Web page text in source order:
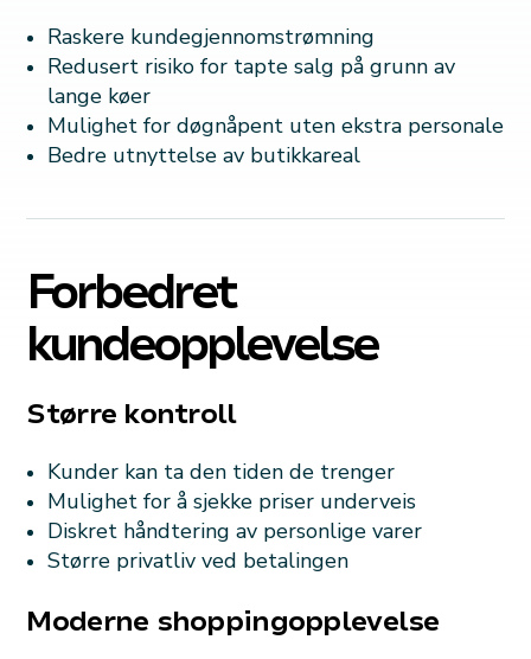
Raskere kundegjennomstrømning
Redusert risiko for tapte salg på grunn av
lange køer
Mulighet for døgnåpent uten ekstra personale
Bedre utnyttelse av butikkareal
Forbedret
kundeopplevelse
Større kontroll
Kunder kan ta den tiden de trenger
Mulighet for å sjekke priser underveis
Diskret håndtering av personlige varer
Større privatliv ved betalingen
Moderne shoppingopplevelse